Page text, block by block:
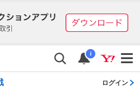
i
ログイン